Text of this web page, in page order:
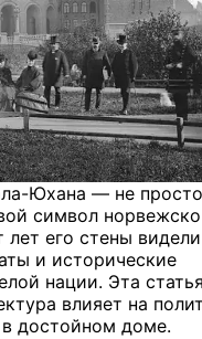
Юхана — не просто
символ
его стены видели
и исторические
нации. Эта
влияет на
достойном доме.